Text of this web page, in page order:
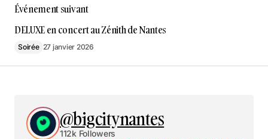
Événement suivant
DELUXE en concert au Zénith de Nantes
Soirée 27 janvier 2026
@bigcitynantes
112k Followers